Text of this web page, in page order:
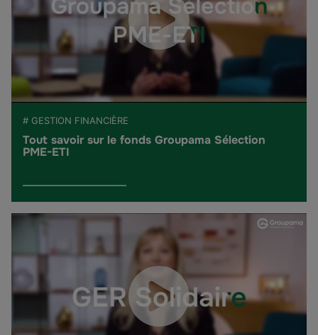
# GESTION FINANCIÈRE
Tout savoir sur le fonds Groupama Sélection
PME-ETI